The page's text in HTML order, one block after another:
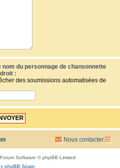
du personnage de chansonnette
:
des soumissions automatisées de
Nous contacter
Software © phpBB Limited
phpBB Spain